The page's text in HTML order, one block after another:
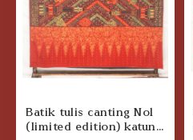
Batik tulis canting Nol
(limited edition) katun